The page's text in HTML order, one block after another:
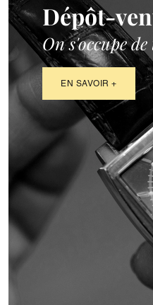
Dépôt-
On s'occupe
EN SAVOIR +